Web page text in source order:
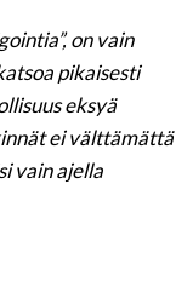
on vain
pikaisesti
eksyä
ei välttämättä
vain ajella